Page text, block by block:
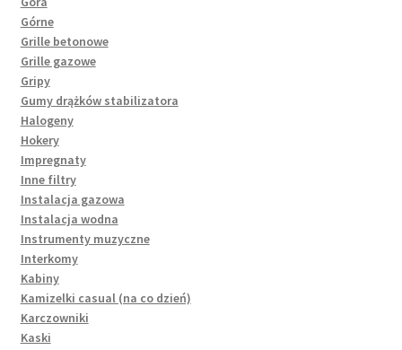
Górne
Grille betonowe
Grille gazowe
Gripy
Gumy drążków stabilizatora
Halogeny
Hokery
Impregnaty
Inne filtry
Instalacja gazowa
Instalacja wodna
Instrumenty muzyczne
Interkomy
Kabiny
Kamizelki casual (na co dzień)
Karczowniki
Kaski